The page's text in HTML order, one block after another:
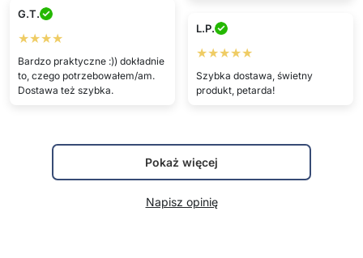
G.T.
★★★★
Bardzo praktyczne :)) dokładnie
to, czego potrzebowałem/am.
Dostawa też szybka.
L.P.
★★★★★
Szybka dostawa, świetny
produkt, petarda!
Pokaż więcej
Napisz opinię